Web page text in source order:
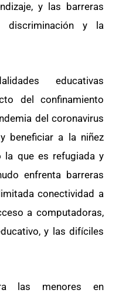
y las barreras
discriminación y la
educativas
del confinamiento
del coronavirus
beneficiar a la niñez
la que es refugiada y
enfrenta barreras
conectividad a
a computadoras,
y las difíciles
las menores en